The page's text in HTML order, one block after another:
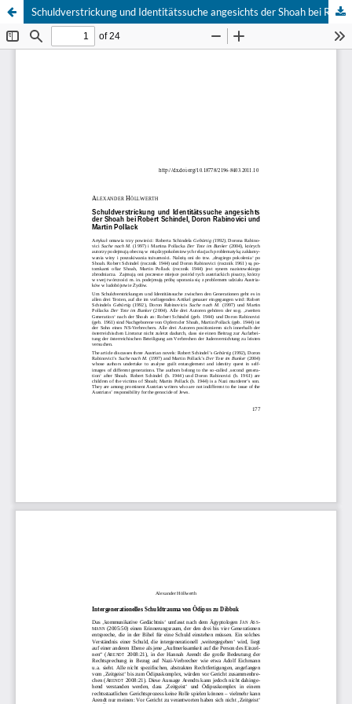
Schuldverstrickung und Identitätssuche angesichts der Shoah bei Robert Schindel, Doron Rabinovici und Martin Pollack